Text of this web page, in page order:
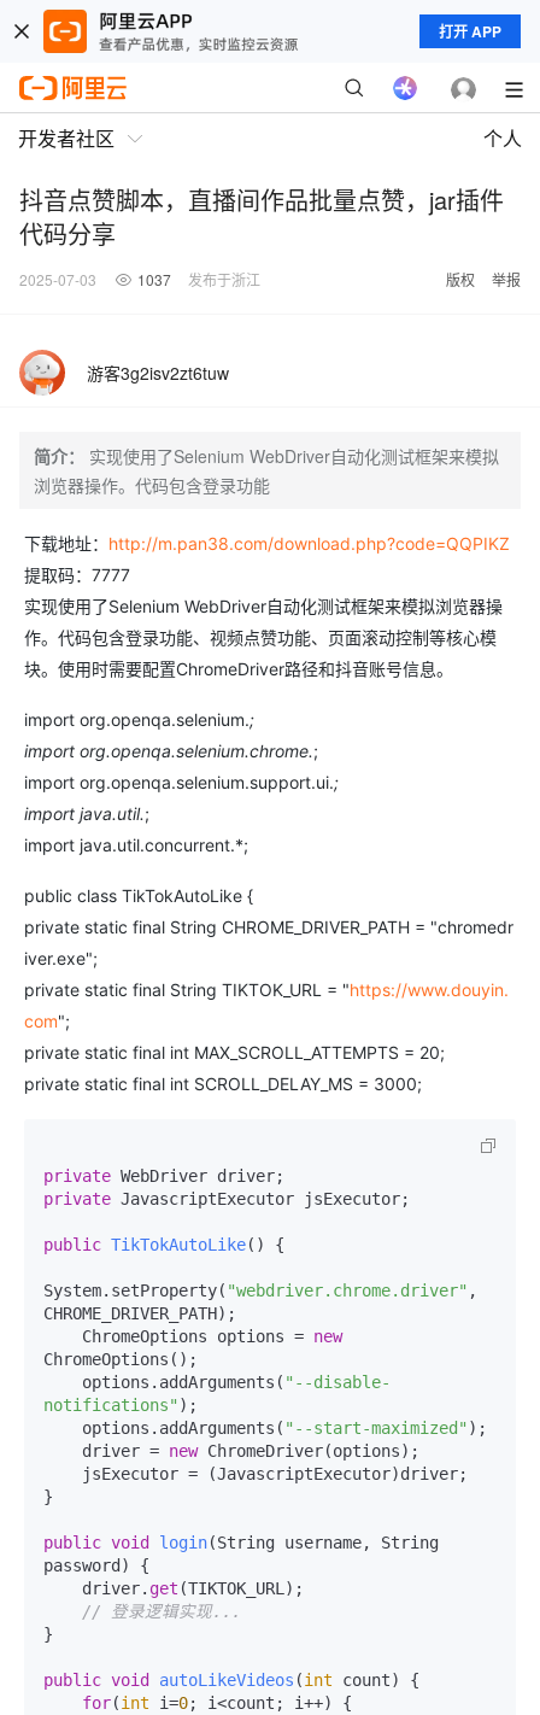
打开 APP
开发者社区 个人
抖音点赞脚本，直播间作品批量点赞，jar插件
代码分享
2025-07-03 1037 发布于浙江 版权 举报
游客3g2isv2zt6tuw
简介：
实现使用了Selenium WebDriver自动化测试框架来模拟
浏览器操作。代码包含登录功能
下载地址： http://m.pan38.com/download.php?code=QQPIKZ
提取码：7777
实现使用了Selenium WebDriver自动化测试框架来模拟浏览器操
作。代码包含登录功能、视频点赞功能、页面滚动控制等核心模
块。使用时需要配置ChromeDriver路径和抖音账号信息。
import org.openqa.selenium.;
import org.openqa.selenium.chrome.;
import org.openqa.selenium.support.ui.;
import java.util.;
import java.util.concurrent.*;
public class TikTokAutoLike {
private static final String CHROME_DRIVER_PATH = "chromedr
iver.exe";
private static final String TIKTOK_URL = "https://www.douyin.
com";
private static final int MAX_SCROLL_ATTEMPTS = 20;
private static final int SCROLL_DELAY_MS = 3000;
private
private JavascriptExecutor jsExecutor;
public TikTokAutoLike() {
System.setProperty( "webdriver.chrome.driver" ,
CHROME_DRIVER_PATH);
    ChromeOptions options =
new
ChromeOptions();
    options.addArguments(
"--disable-
notifications" );
    options.addArguments(
"--start-maximized" );
    driver =
new ChromeDriver(options);
}
public void login(String username, String
password )
{
    driver.
get (TIKTOK_URL);
// 登录逻辑实现...
}
public void autoLikeVideos (int count)
{
for(int i=0; i<count; i++) {